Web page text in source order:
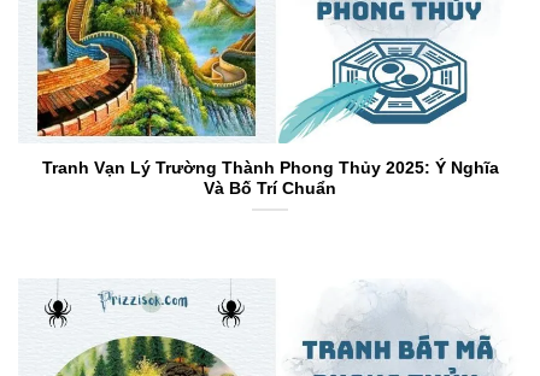
Tranh Vạn Lý Trường Thành Phong Thủy 2025: Ý Nghĩa
Và Bố Trí Chuẩn